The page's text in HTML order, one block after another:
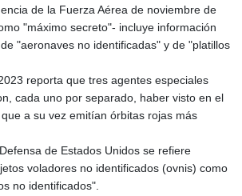
de la Fuerza Aérea de noviembre de
"máximo secreto"- incluye información
"aeronaves no identificadas" y de "platillos
reporta que tres agentes especiales
cada uno por separado, haber visto en el
a su vez emitían órbitas rojas más
de Estados Unidos se refiere
voladores no identificados (ovnis) como
no identificados".